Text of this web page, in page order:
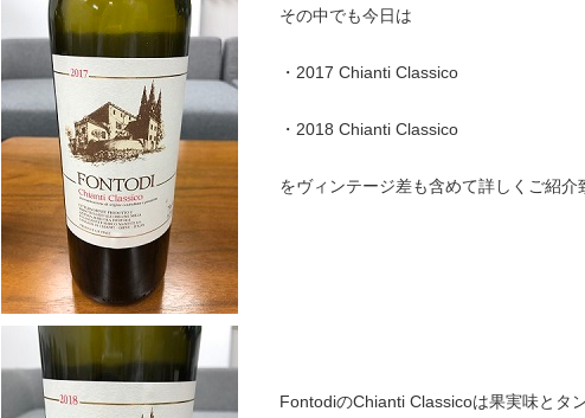
その中でも今日は
・2017 Chianti Classico
・2018 Chianti Classico
をヴィンテージ差も含めて詳しくご紹介
FontodiのChianti Classicoは果実味とタ